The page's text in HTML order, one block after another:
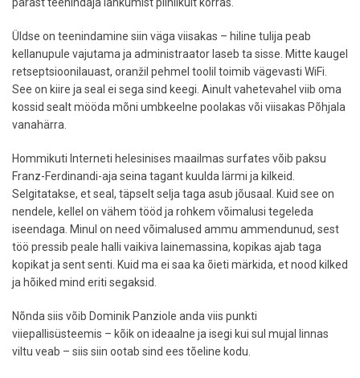
pärast teenindaja lahkumist piinlikult korras.
Üldse on teenindamine siin väga viisakas – hiline tulija peab
kellanupule vajutama ja administraator laseb ta sisse. Mitte kaugel
retseptsioonilauast, oranžil pehmel toolil toimib vägevasti WiFi.
See on kiire ja seal ei sega sind keegi. Ainult vahetevahel viib oma
kossid sealt mööda mõni umbkeelne poolakas või viisakas Põhjala
vanahärra.
Hommikuti Interneti helesinises maailmas surfates võib paksu
Franz-Ferdinandi-aja seina tagant kuulda lärmi ja kilkeid.
Selgitatakse, et seal, täpselt selja taga asub jõusaal. Kuid see on
nendele, kellel on vähem tööd ja rohkem võimalusi tegeleda
iseendaga. Minul on need võimalused ammu ammendunud, sest
töö pressib peale halli vaikiva lainemassina, kopikas ajab taga
kopikat ja sent senti. Kuid ma ei saa ka õieti märkida, et nood kilked
ja hõiked mind eriti segaksid.
Nõnda siis võib Dominik Panziole anda viis punkti
viiepallisüsteemis – kõik on ideaalne ja isegi kui sul mujal linnas
viltu veab – siis siin ootab sind ees tõeline kodu.